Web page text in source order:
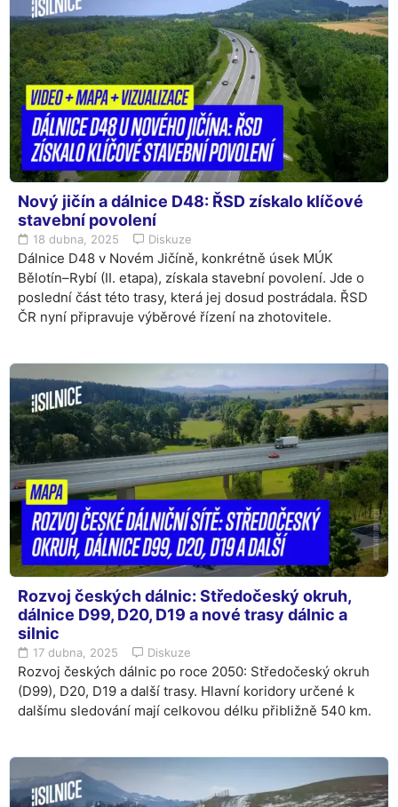
Nový jičín a dálnice D48: ŘSD získalo klíčové
stavební povolení
18 dubna, 2025 Diskuze
Dálnice D48 v Novém Jičíně, konkrétně úsek MÚK
Bělotín–Rybí (II. etapa), získala stavební povolení. Jde o
poslední část této trasy, která jej dosud postrádala. ŘSD
ČR nyní připravuje výběrové řízení na zhotovitele.
Rozvoj českých dálnic: Středočeský okruh,
dálnice D99, D20, D19 a nové trasy dálnic a
silnic
17 dubna, 2025 Diskuze
Rozvoj českých dálnic po roce 2050: Středočeský okruh
(D99), D20, D19 a další trasy. Hlavní koridory určené k
dalšímu sledování mají celkovou délku přibližně 540 km.